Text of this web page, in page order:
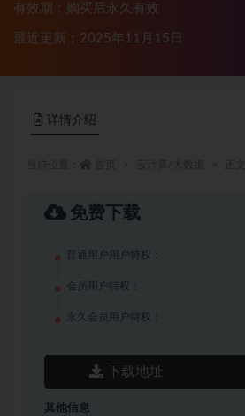
有效期：购买后永久有效
最近更新：2025年11月15日
详情介绍
免费下载
普通用户用户特权：
会员用户特权：
永久会员用户特权：
下载地址
其他信息